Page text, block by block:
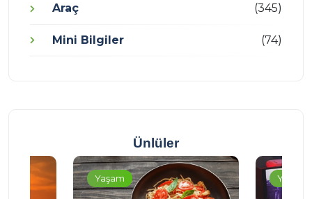
Araç (345)
Mini Bilgiler (74)
Ünlüler
Yaşam Yaşam